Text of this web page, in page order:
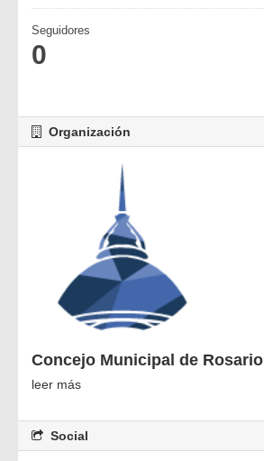
Seguidores
0
Organización
Concejo Municipal de Rosario
leer más
Social